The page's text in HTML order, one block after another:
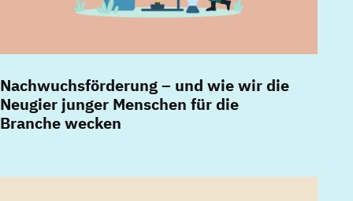
Nachwuchsförderung – und wie wir die
Neugier junger Menschen für die
Branche wecken